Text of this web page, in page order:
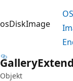
osDiskImage
Gallery
Objekt